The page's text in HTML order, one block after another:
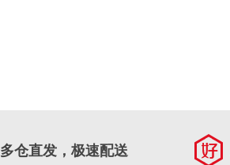
多仓直发，极速配送